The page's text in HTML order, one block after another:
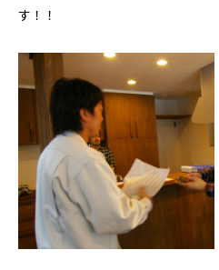
プライバシーポリシー
す！！